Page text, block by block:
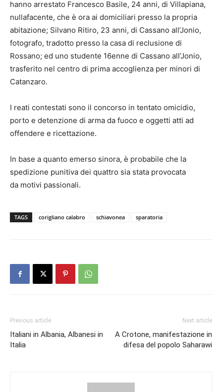
hanno arrestato Francesco Basile, 24 anni, di Villapiana,
nullafacente, che è ora ai domiciliari presso la propria
abitazione; Silvano Ritiro, 23 anni, di Cassano all’Jonio,
fotografo, tradotto presso la casa di reclusione di
Rossano; ed uno studente 16enne di Cassano all’Jonio,
trasferito nel centro di prima accoglienza per minori di
Catanzaro.
I reati contestati sono il concorso in tentato omicidio,
porto e detenzione di arma da fuoco e oggetti atti ad
offendere e ricettazione.
In base a quanto emerso sinora, è probabile che la
spedizione punitiva dei quattro sia stata provocata
da motivi passionali.
TAGS corigliano calabro schiavonea sparatoria
Previous article
Italiani in Albania, Albanesi in
Italia
Next article
A Crotone, manifestazione in
difesa del popolo Saharawi